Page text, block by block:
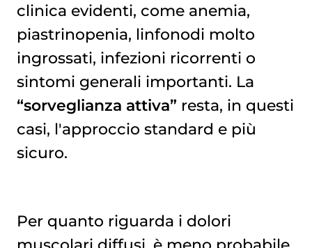
clinica evidenti, come anemia,
piastrinopenia, linfonodi molto
ingrossati, infezioni ricorrenti o
sintomi generali importanti. La
“sorveglianza attiva”resta, in questi
casi, l'approccio standard e più
sicuro.
Per quanto riguarda i dolori